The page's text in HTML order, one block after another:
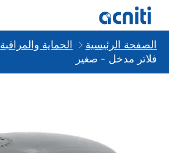
الصفحة الرئيسية
الحماية والمراقبة
فلاتر مدخل - صغير